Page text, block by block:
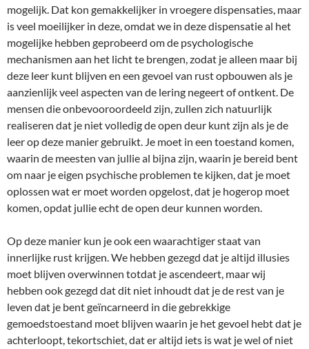
mogelijk. Dat kon gemakkelijker in vroegere dispensaties, maar
is veel moeilijker in deze, omdat we in deze dispensatie al het
mogelijke hebben geprobeerd om de psychologische
mechanismen aan het licht te brengen, zodat je alleen maar bij
deze leer kunt blijven en een gevoel van rust opbouwen als je
aanzienlijk veel aspecten van de lering negeert of ontkent. De
mensen die onbevooroordeeld zijn, zullen zich natuurlijk
realiseren dat je niet volledig de open deur kunt zijn als je de
leer op deze manier gebruikt. Je moet in een toestand komen,
waarin de meesten van jullie al bijna zijn, waarin je bereid bent
om naar je eigen psychische problemen te kijken, dat je moet
oplossen wat er moet worden opgelost, dat je hogerop moet
komen, opdat jullie echt de open deur kunnen worden.
Op deze manier kun je ook een waarachtiger staat van
innerlijke rust krijgen. We hebben gezegd dat je altijd illusies
moet blijven overwinnen totdat je ascendeert, maar wij
hebben ook gezegd dat dit niet inhoudt dat je de rest van je
leven dat je bent geïncarneerd in die gebrekkige
gemoedstoestand moet blijven waarin je het gevoel hebt dat je
achterloopt, tekortschiet, dat er altijd iets is wat je wel of niet